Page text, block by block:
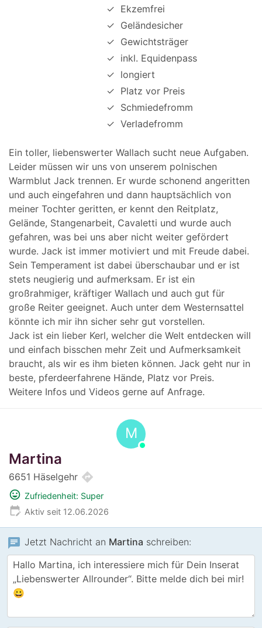
✓ Ekzemfrei
✓ Geländesicher
✓ Gewichtsträger
✓ inkl. Equidenpass
✓ longiert
✓ Platz vor Preis
✓ Schmiedefromm
✓ Verladefromm
Ein toller, liebenswerter Wallach sucht neue Aufgaben.
Leider müssen wir uns von unserem polnischen
Warmblut Jack trennen. Er wurde schonend angeritten
und auch eingefahren und dann hauptsächlich von
meiner Tochter geritten, er kennt den Reitplatz,
Gelände, Stangenarbeit, Cavaletti und wurde auch
gefahren, was bei uns aber nicht weiter gefördert
wurde. Jack ist immer motiviert und mit Freude dabei.
Sein Temperament ist dabei überschaubar und er ist
stets neugierig und aufmerksam. Er ist ein
großrahmiger, kräftiger Wallach und auch gut für
große Reiter geeignet. Auch unter dem Westernsattel
könnte ich mir ihn sicher sehr gut vorstellen.
Jack ist ein lieber Kerl, welcher die Welt entdecken will
und einfach bisschen mehr Zeit und Aufmerksamkeit
braucht, als wir es ihm bieten können. Jack geht nur in
beste, pferdeerfahrene Hände, Platz vor Preis.
Weitere Infos und Videos gerne auf Anfrage.
M
Martina
6651 Häselgehr directions
mood Zufriedenheit: Super
edit_calendar Aktiv seit 12.06.2026
chat Jetzt Nachricht an Martina schreiben: